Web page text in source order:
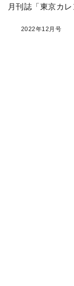
月刊誌「東京カ
2022年12月号